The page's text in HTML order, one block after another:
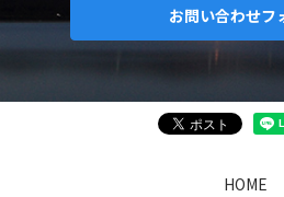
お問い合わせフ
HOME